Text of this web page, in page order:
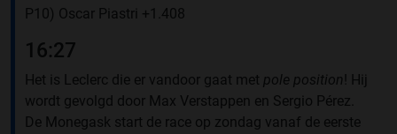
P10) Oscar Piastri +1.408
16:27
Het is Leclerc die er vandoor gaat met pole position
! Hij
wordt gevolgd door Max Verstappen en Sergio Pérez.
De Monegask start de race op zondag vanaf de eerste